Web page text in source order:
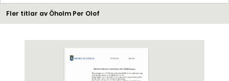
Fler titlar av Öholm Per Olof